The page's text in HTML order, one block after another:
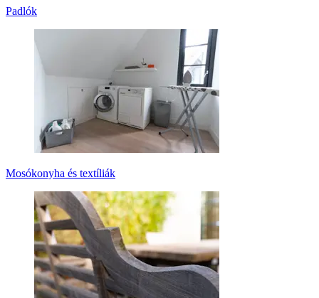
Padlók
Mosókonyha és textíliák